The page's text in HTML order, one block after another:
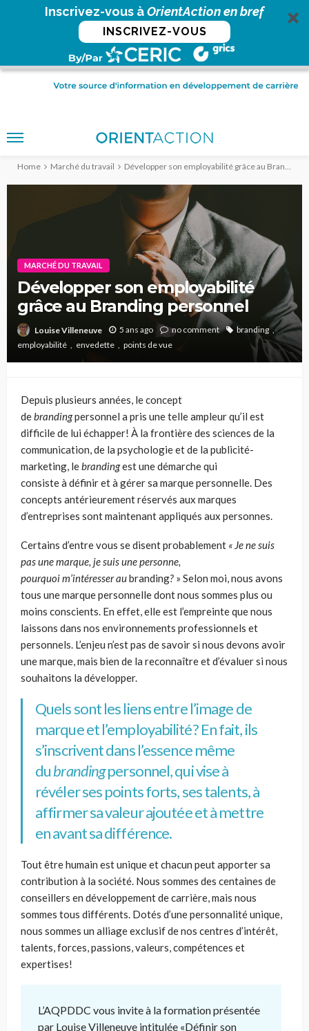
Inscrivez-vous àOrientAction en bref
INSCRIVEZ-VOUS
Home Marché du travail Développer son employabilité grâce au Branding personnel
MARCHÉ DU TRAVAIL
Développer son employabilité
grâce au Branding personnel
Louise Villeneuve 5 ans ago no comment
branding
employabilité
envedette points de vue
Depuis plusieurs années, le concept
debrandingpersonnel a pris une telle ampleur qu’il est
difficile de lui échapper! À la frontière des sciences de la
communication, de la psychologie et de la publicité-
marketing, lebrandingest une démarche qui
consiste à définir et à gérer sa marque personnelle. Des
concepts antérieurement réservés aux marques
d’entreprises sont maintenant appliqués aux personnes.
Certains d’entre vous se disent probablement « Je ne suis
pas une marque, je suis une personne,
pourquoi m’intéresser aubranding? » Selon moi, nous avons
tous une marque personnelle dont nous sommes plus ou
moins conscients. En effet, elle est l’empreinte que nous
laissons dans nos environnements professionnels et
personnels. L’enjeu n’est pas de savoir si nous devons avoir
une marque, mais bien de la reconnaître et d’évaluer si nous
souhaitons la développer.
Quels sont les liens entre l’image de
marque et l’employabilité? En fait, ils
s’inscrivent dans l’essence même
dubrandingpersonnel,qui vise à
révéler ses points forts, ses talents, à
affirmer sa valeur ajoutée et à mettre
en avant sa différence.
Tout être humain est unique et chacun peut apporter sa
contribution à la société. Nous sommes des centaines de
conseillers en développement de carrière, mais nous
sommes tous différents. Dotés d’une personnalité unique,
nous sommes un alliage exclusif de nos centres d’intérêt,
talents, forces, passions, valeurs, compétences et
expertises!
L’AQPDDC vous invite à la formation présentée
par Louise Villeneuve intitulée «Définir son